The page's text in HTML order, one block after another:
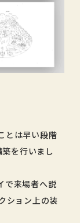
とは早い段階
を行いまし
で来場者へ説
ション上の装